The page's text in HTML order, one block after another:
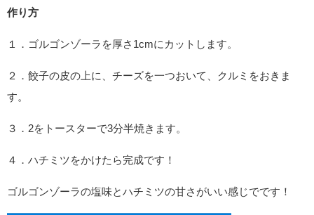
作り方
１．ゴルゴンゾーラを厚さ1cmにカットします。
２．餃子の皮の上に、チーズを一つおいて、クルミをおきま
す。
３．2をトースターで3分半焼きます。
４．ハチミツをかけたら完成です！
ゴルゴンゾーラの塩味とハチミツの甘さがいい感じでです！